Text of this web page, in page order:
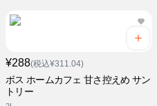
¥288(税込¥311.04)
ボス ホームカフェ 甘さ控えめ サン
トリー